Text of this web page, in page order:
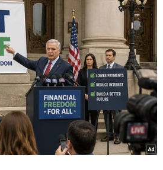
9 tháng đầu năm ước đạt
chỉ đạt 757.000 tấn. Tình
tháng Chín vẫn ổn định so
cá tra của một số tỉnh
sau: Vĩnh Long diện tích
sản lượng 68.819 tấn (giảm
tích 2.150 ha (tăng 34%),
(giảm 5,1%); Cần Thơ
6,8%), sản lượng 77.313